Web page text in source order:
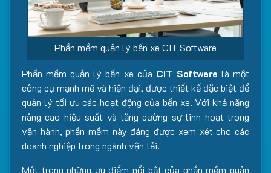
Phần mềm quản lý bến xe CIT Software
Phần mềm quản lý bến xe của CIT Software là một
công cụ mạnh mẽ và hiện đại, được thiết kế đặc biệt để
quản lý tối ưu các hoạt động của bến xe. Với khả năng
nâng cao hiệu suất và tăng cường sự linh hoạt trong
vận hành, phần mềm này đáng được xem xét cho các
doanh nghiệp trong ngành vận tải.
Một trong những ưu điểm nổi bật của phần mềm quản